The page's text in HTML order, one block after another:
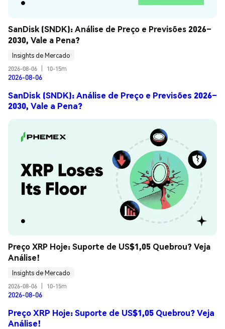
SanDisk (SNDK): Análise de Preço e Previsões 2026–
2030, Vale a Pena?
Insights de Mercado
2026-08-06
10-15m
2026-08-06
SanDisk (SNDK): Análise de Preço e Previsões 2026–
2030, Vale a Pena?
Preço XRP Hoje: Suporte de US$1,05 Quebrou? Veja
Análise!
Insights de Mercado
2026-08-06
10-15m
2026-08-06
Preço XRP Hoje: Suporte de US$1,05 Quebrou? Veja
Análise!